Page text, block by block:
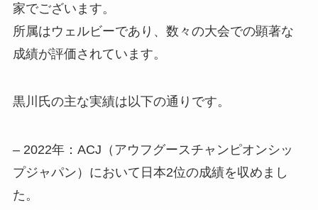
家でございます。
所属はウェルビーであり、数々の大会での顕著な
成績が評価されています。
黒川氏の主な実績は以下の通りです。
– 2022年：ACJ（アウフグースチャンピオンシッ
プジャパン）において日本2位の成績を収めまし
た。